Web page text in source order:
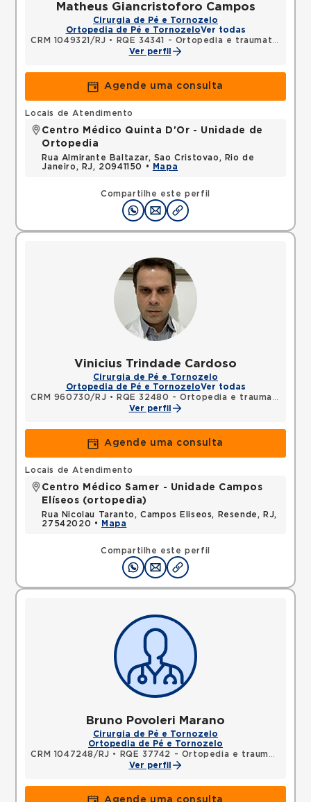
Matheus Giancristoforo Campos
Cirurgia de Pé e Tornozelo
Ortopedia de Pé e TornozeloVer todas
CRM 1049321/RJ •
RQE 34341 - Ortopedia e traumatologia
Ver perfil
Agende uma consulta
Compartilhe este perfil
Locais de Atendimento
Centro Médico Quinta D'Or - Unidade de
Ortopedia
Rua Almirante Baltazar, Sao Cristovao, Rio de
Janeiro, RJ, 20941150 •
Mapa
Vinicius Trindade Cardoso
Cirurgia de Pé e Tornozelo
Ortopedia de Pé e TornozeloVer todas
CRM 960730/RJ •
RQE 32480 - Ortopedia e traumatologia
Ver perfil
Agende uma consulta
Compartilhe este perfil
Locais de Atendimento
Centro Médico Samer - Unidade Campos
Elíseos (ortopedia)
Rua Nicolau Taranto, Campos Eliseos, Resende, RJ,
27542020 •
Mapa
Bruno Povoleri Marano
Cirurgia de Pé e Tornozelo
Ortopedia de Pé e Tornozelo
CRM 1047248/RJ •
RQE 37742 - Ortopedia e traumatologia
Ver perfil
Agende uma consulta